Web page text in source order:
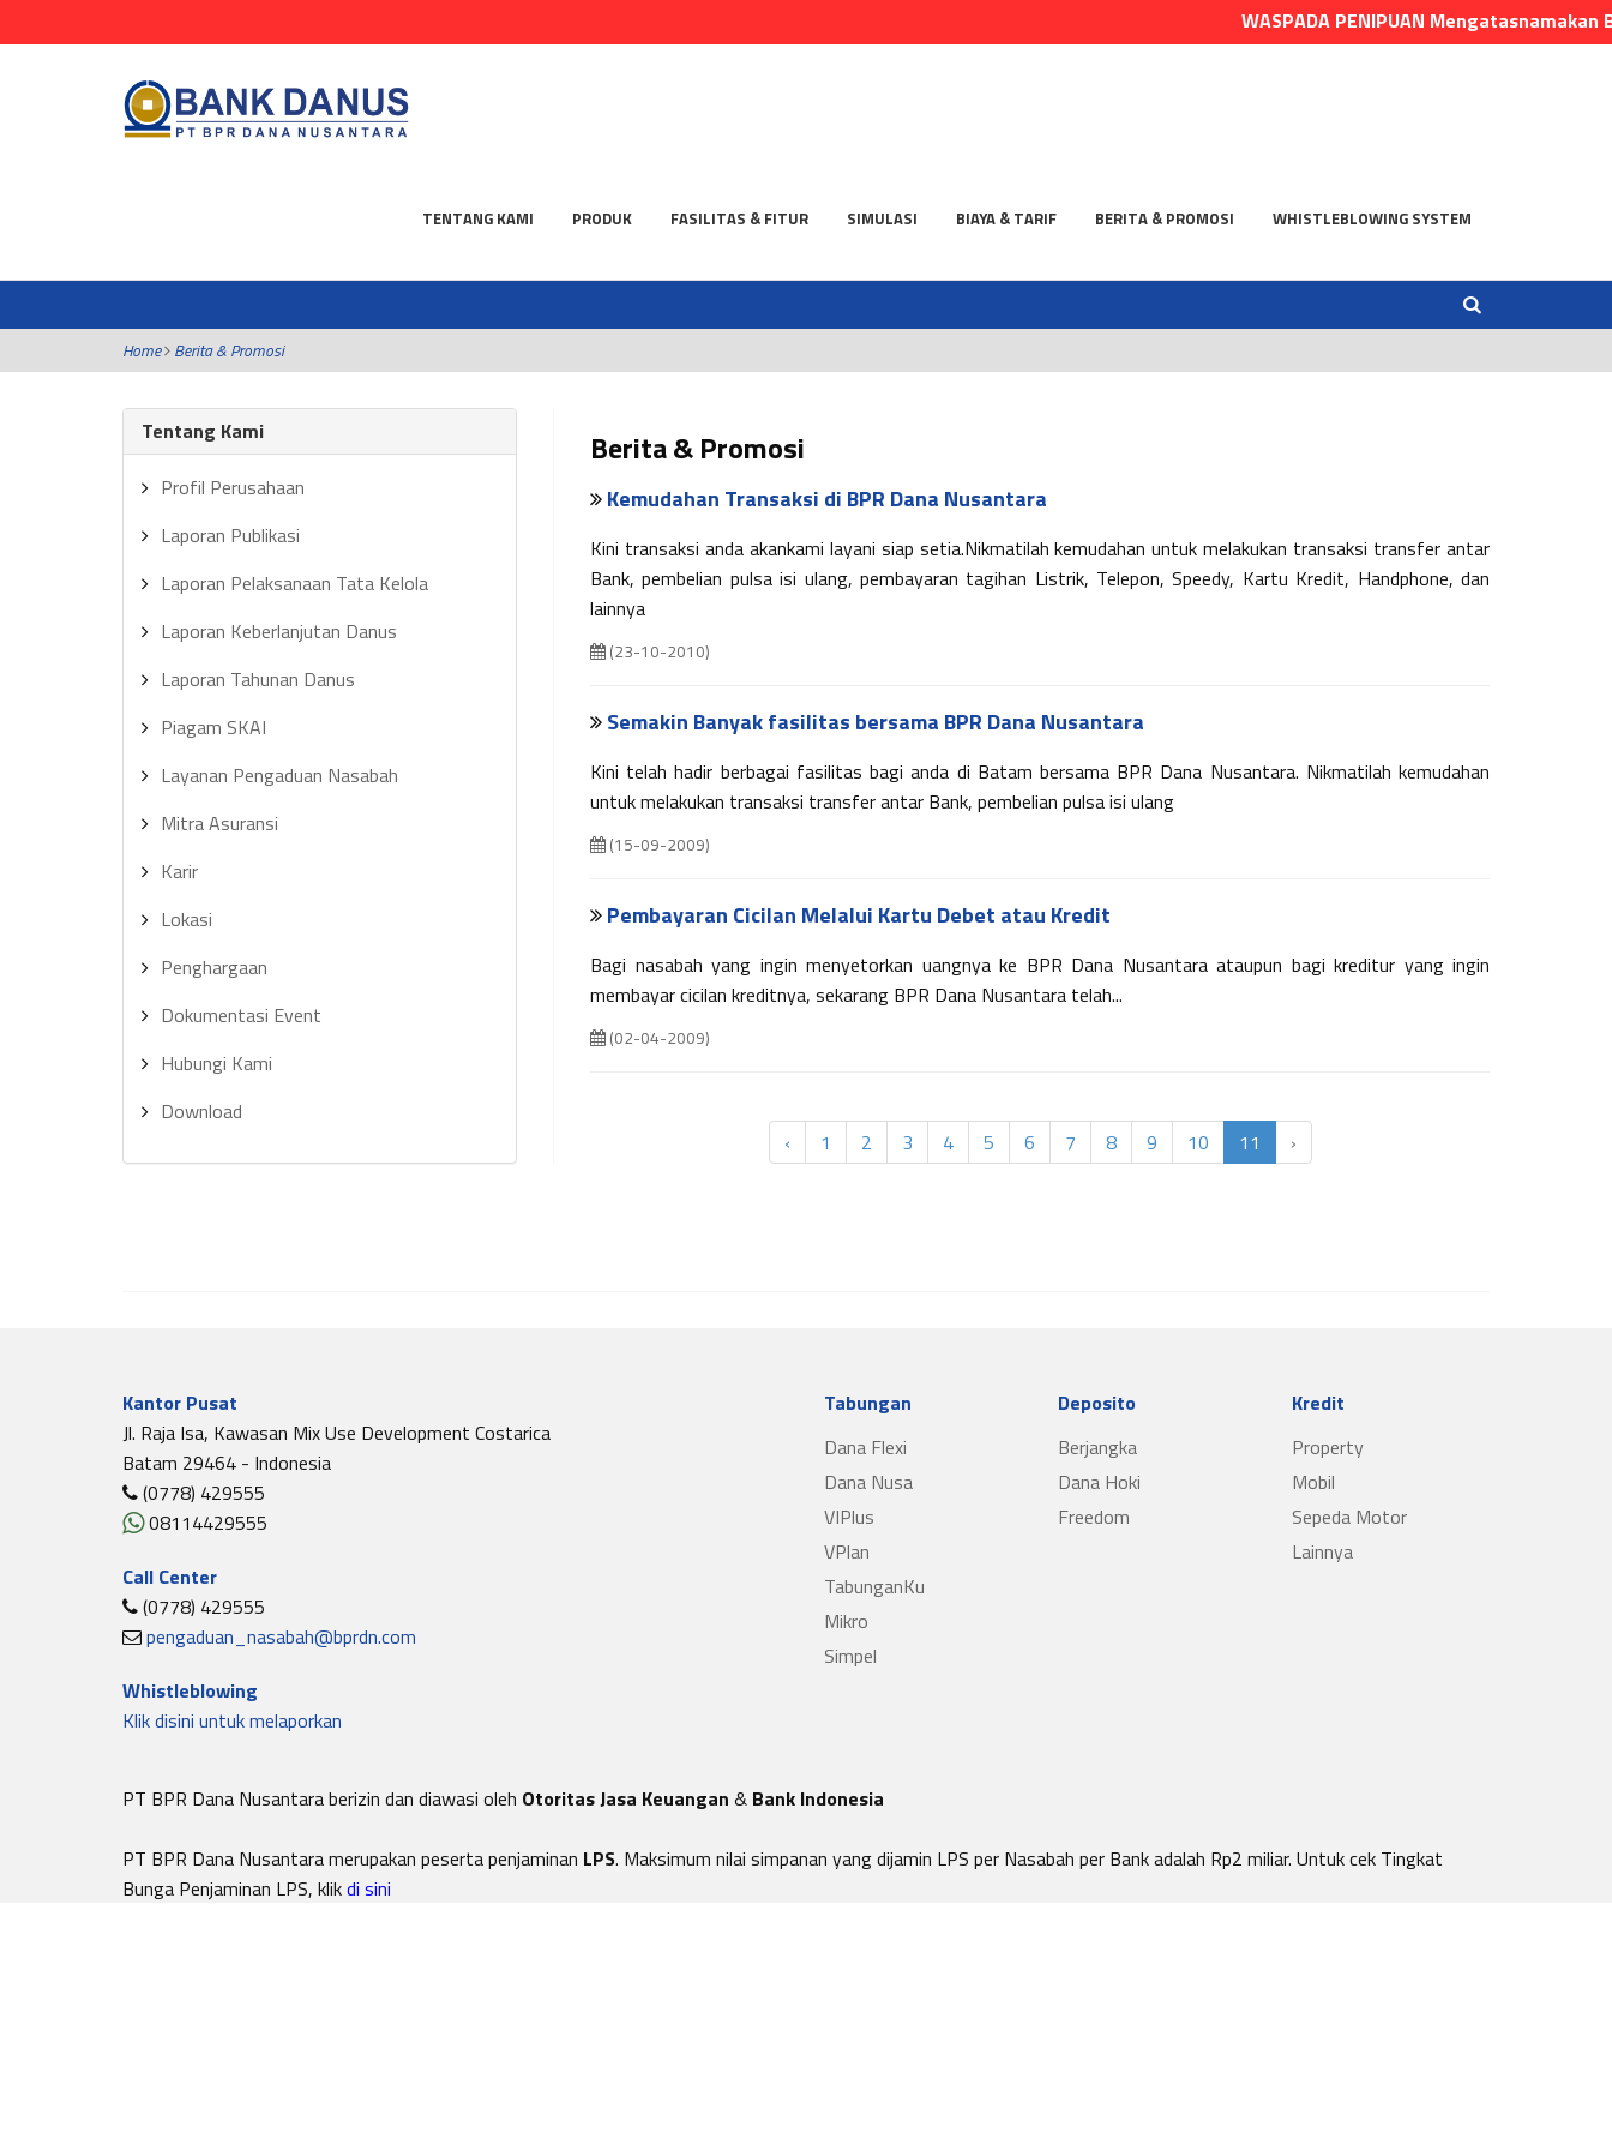
WASPADA PENIPUAN Mengatasnamakan
TENTANG KAMI PRODUK FASILITAS & FITUR SIMULASI BIAYA & TARIF BERITA & PROMOSI WHISTLEBLOWING SYSTEM
Home Berita & Promosi
Tentang Kami
Profil Perusahaan
Laporan Publikasi
Laporan Pelaksanaan Tata Kelola
Laporan Keberlanjutan Danus
Laporan Tahunan Danus
Piagam SKAI
Layanan Pengaduan Nasabah
Mitra Asuransi
Karir
Lokasi
Penghargaan
Dokumentasi Event
Hubungi Kami
Download
Berita & Promosi
Kemudahan Transaksi di BPR Dana Nusantara
Kini transaksi anda akankami layani siap setia.Nikmatilah kemudahan untuk melakukan transaksi transfer antar
Bank, pembelian pulsa isi ulang, pembayaran tagihan Listrik, Telepon, Speedy, Kartu Kredit, Handphone, dan
lainnya
(23-10-2010)
Semakin Banyak fasilitas bersama BPR Dana Nusantara
Kini telah hadir berbagai fasilitas bagi anda di Batam bersama BPR Dana Nusantara. Nikmatilah kemudahan
untuk melakukan transaksi transfer antar Bank, pembelian pulsa isi ulang
(15-09-2009)
Pembayaran Cicilan Melalui Kartu Debet atau Kredit
Bagi nasabah yang ingin menyetorkan uangnya ke BPR Dana Nusantara ataupun bagi kreditur yang ingin
membayar cicilan kreditnya, sekarang BPR Dana Nusantara telah...
(02-04-2009)
‹ 1 2 3 4 5 6 7 8 9 10 11 ›
Kantor Pusat
Jl. Raja Isa, Kawasan Mix Use Development Costarica
Batam 29464 - Indonesia
(0778) 429555
08114429555
Call Center
(0778) 429555
pengaduan_nasabah@bprdn.com
Whistleblowing
Klik disini untuk melaporkan
Tabungan
Dana Flexi
Dana Nusa
VIPlus
VPlan
TabunganKu
Mikro
Simpel
Deposito
Berjangka
Dana Hoki
Freedom
Kredit
Property
Mobil
Sepeda Motor
Lainnya
PT BPR Dana Nusantara berizin dan diawasi oleh Otoritas Jasa Keuangan & Bank Indonesia
PT BPR Dana Nusantara merupakan peserta penjaminan LPS. Maksimum nilai simpanan yang dijamin LPS per Nasabah per Bank adalah Rp2 miliar. Untuk cek Tingkat
Bunga Penjaminan LPS, klikdi sini